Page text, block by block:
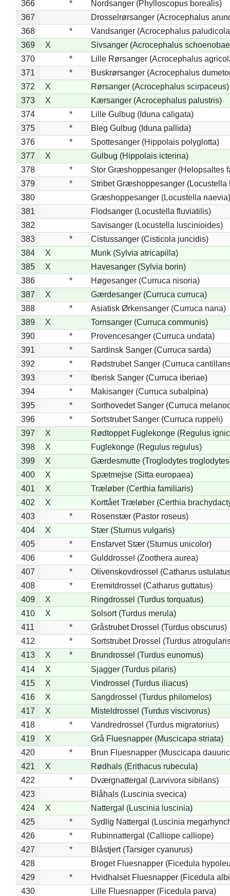
366 *
Nordsanger (Phylloscopus borealis)
367
Drosselrørsanger (Acrocephalus
368
*
Vandsanger (Acrocephalus
369
X
Sivsanger (Acrocephalus
370
*
Lille Rørsanger (Acrocephalus
371
*
Buskrørsanger (Acrocephalus
372
X
Rørsanger (Acrocephalus scirpaceus)
373
X
Kærsanger (Acrocephalus palustris)
374
*
Lille Gulbug (Iduna caligata)
375
*
Bleg Gulbug (Iduna pallida)
376
*
Spottesanger (Hippolais polyglotta)
377
X
Gulbug (Hippolais icterina)
378
*
Stor Græshoppesanger (Helopsaltes
379
*
Stribet Græshoppesanger (Locustella
380
Græshoppesanger (Locustella naevia)
381
Flodsanger (Locustella fluviatilis)
382
Savisanger (Locustella luscinioides)
383
*
Cistussanger (Cisticola juncidis)
384
X
Munk (Sylvia atricapilla)
385
X
Havesanger (Sylvia borin)
386
*
Høgesanger (Curruca nisoria)
387
X
Gærdesanger (Curruca curruca)
388
*
Asiatisk Ørkensanger (Curruca nana)
389
X
Tornsanger (Curruca communis)
390
*
Provencesanger (Curruca undata)
391
*
Sardinsk Sanger (Curruca sarda)
392
*
Rødstrubet Sanger (Curruca
393
*
Iberisk Sanger (Curruca iberiae)
394
*
Makisanger (Curruca subalpina)
395
*
Sorthovedet Sanger (Curruca
396
*
Sortstrubet Sanger (Curruca ruppeli)
397
X
Rødtoppet Fuglekonge (Regulus
398
X
Fuglekonge (Regulus regulus)
399
X
Gærdesmutte (Troglodytes
400
X
Spætmejse (Sitta europaea)
401
X
Træløber (Certhia familiaris)
402
X
Korttået Træløber (Certhia
403
*
Rosenstær (Pastor roseus)
404
X
Stær (Sturnus vulgaris)
405
*
Ensfarvet Stær (Sturnus unicolor)
406
*
Gulddrossel (Zoothera aurea)
407
*
Olivenskovdrossel (Catharus
408
*
Eremitdrossel (Catharus guttatus)
409
X
Ringdrossel (Turdus torquatus)
410
X
Solsort (Turdus merula)
411
*
Gråstrubet Drossel (Turdus obscurus)
412
*
Sortstrubet Drossel (Turdus
413
X *
Brundrossel (Turdus eunomus)
414
X
Sjagger (Turdus pilaris)
415
X
Vindrossel (Turdus iliacus)
416
X
Sangdrossel (Turdus philomelos)
417
X
Misteldrossel (Turdus viscivorus)
418
*
Vandredrossel (Turdus migratorius)
419
X
Grå Fluesnapper (Muscicapa striata)
420
*
Brun Fluesnapper (Muscicapa
421
X
Rødhals (Erithacus rubecula)
422
*
Dværgnattergal (Larvivora sibilans)
423
Blåhals (Luscinia svecica)
424
X
Nattergal (Luscinia luscinia)
425
*
Sydlig Nattergal (Luscinia
426
*
Rubinnattergal (Calliope calliope)
427
*
Blåstjert (Tarsiger cyanurus)
428
Broget Fluesnapper (Ficedula
429
*
Hvidhalset Fluesnapper (Ficedula
430
Lille Fluesnapper (Ficedula parva)